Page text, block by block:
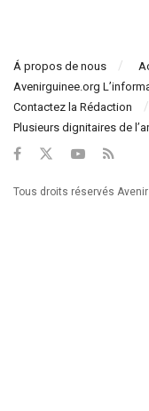
Á propos de nous
Avenirguinee.org
Contactez la Rédaction
Plusieurs dignitaires de
Tous droits réservés